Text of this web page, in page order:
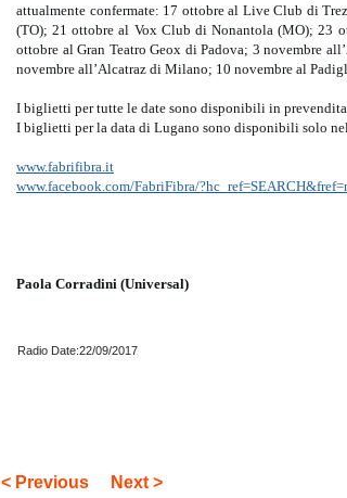
attualmente confermate: 17 ottobre al Live Club di
(TO); 21 ottobre al Vox Club di Nonantola (MO); 23
ottobre al Gran Teatro Geox di Padova; 3 novembre
novembre all’Alcatraz di Milano; 10 novembre al
I biglietti per tutte le date sono disponibili in
I biglietti per la data di Lugano sono disponibili solo
www.fabrifibra.it
www.facebook.com/FabriFibra/
Paola Corradini (Universal)
Radio Date:22/09/2017
< Previous Next >